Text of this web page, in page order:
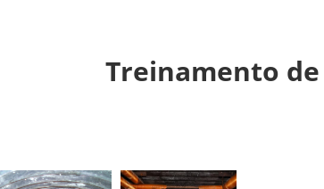
Treinamento